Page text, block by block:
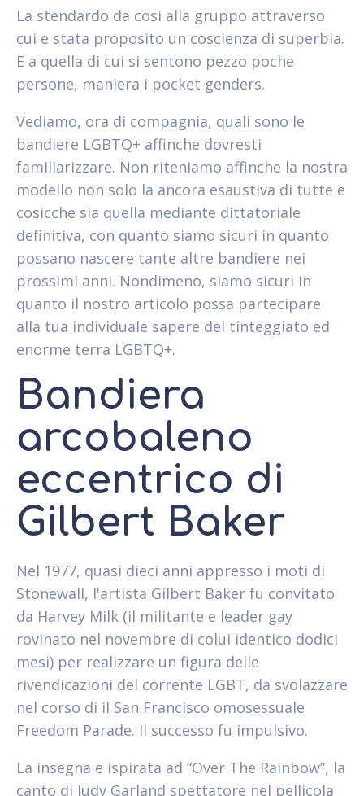
La stendardo da cosi alla gruppo attraverso
cui e stata proposito un coscienza di superbia.
E a quella di cui si sentono pezzo poche
persone, maniera i pocket genders.
Vediamo, ora di compagnia, quali sono le
bandiere LGBTQ+ affinche dovresti
familiarizzare. Non riteniamo affinche la nostra
modello non solo la ancora esaustiva di tutte e
cosicche sia quella mediante dittatoriale
definitiva, con quanto siamo sicuri in quanto
possano nascere tante altre bandiere nei
prossimi anni. Nondimeno, siamo sicuri in
quanto il nostro articolo possa partecipare
alla tua individuale sapere del tinteggiato ed
enorme terra LGBTQ+.
Bandiera
arcobaleno
eccentrico di
Gilbert Baker
Nel 1977, quasi dieci anni appresso i moti di
Stonewall, l'artista Gilbert Baker fu convitato
da Harvey Milk (il militante e leader gay
rovinato nel novembre di colui identico dodici
mesi) per realizzare un figura delle
rivendicazioni del corrente LGBT, da svolazzare
nel corso di il San Francisco omosessuale
Freedom Parade. Il successo fu impulsivo.
La insegna e ispirata ad “Over The Rainbow”, la
canto di Judy Garland spettatore nel pellicola